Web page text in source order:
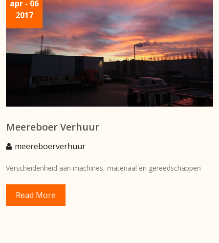
apr - 06
2017
Meereboer Verhuur
meereboerverhuur
Verscheidenheid aan machines, materiaal en gereedschappen
Read More